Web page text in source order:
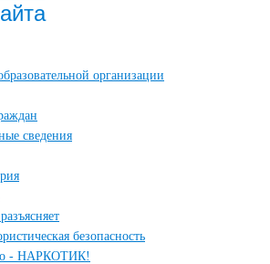
организации
сведения
безопасность
- НАРКОТИК!